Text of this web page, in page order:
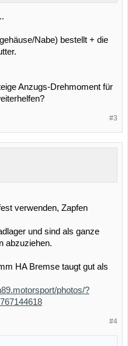
Nabe) bestellt + die
Anzugs-Drehmoment für
#3
verwenden, Zapfen
und sind als ganze
abzuziehen.
HA Bremse taugt gut als
photos/?
#4